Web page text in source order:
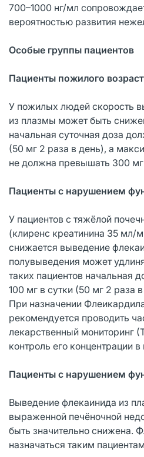
700–1000 нг/мл
вероятностью развития
Особые группы пациентов
Пациенты пожилого
У пожилых людей скорость
из плазмы может быть
начальная суточная доза
(50 мг 2 раза в день), а
не должна превышать 300 мг
Пациенты с нарушением
У пациентов с тяжёлой
(клиренс креатинина 35 мл/
снижается выведение
полувыведения может
таких пациентов начальная
100 мг в сутки (50 мг 2 раза
При назначении
рекомендуется проводить
лекарственный
контроль его концентрации
Пациенты с нарушением
Выведение флекаинида из
выраженной печёночной
быть значительно снижена.
назначаться таким